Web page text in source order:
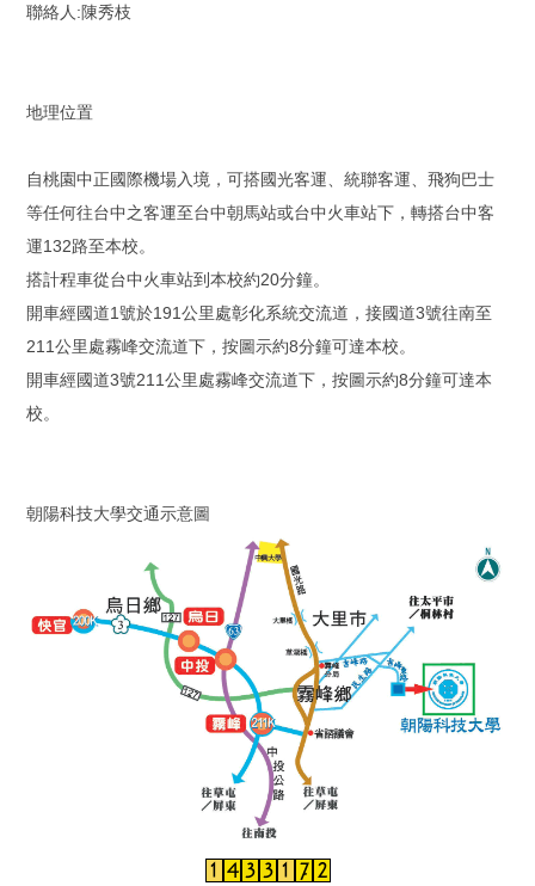
聯絡人:陳秀枝
地理位置
自桃園中正國際機場入境，可搭國光客運、統聯客運、飛狗巴士
等任何往台中之客運至台中朝馬站或台中火車站下，轉搭台中客
運132路至本校。
搭計程車從台中火車站到本校約20分鐘。
開車經國道1號於191公里處彰化系統交流道，接國道3號往南至
211公里處霧峰交流道下，按圖示約8分鐘可達本校。
開車經國道3號211公里處霧峰交流道下，按圖示約8分鐘可達本
校。
朝陽科技大學交通示意圖